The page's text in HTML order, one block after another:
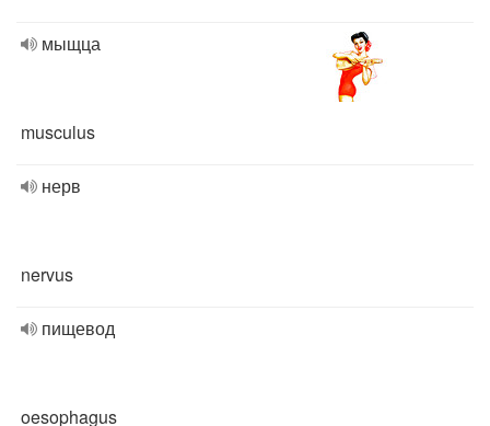
мыщца
musculus
нерв
nervus
пищевод
oesophagus